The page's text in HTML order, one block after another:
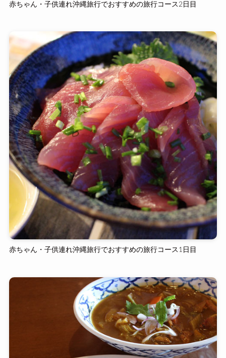
赤ちゃん・子供連れ沖縄旅行でおすすめの旅行コース2日目
赤ちゃん・子供連れ沖縄旅行でおすすめの旅行コース1日目